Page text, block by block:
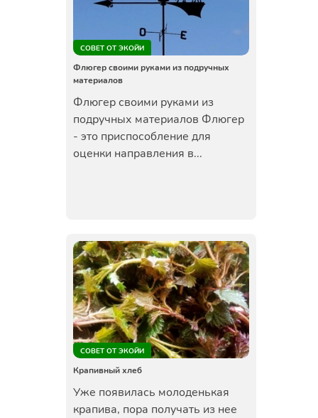
СОВЕТ ОТ ЭКОЙИ
Флюгер своими руками из подручных
материалов
Флюгер своими руками из
подручных материалов Флюгер
- это приспособление для
оценки направления в...
СОВЕТ ОТ ЭКОЙИ
Крапивный хлеб
Уже появилась молоденькая
крапива, пора получать из нее